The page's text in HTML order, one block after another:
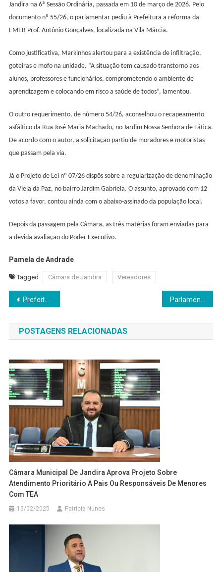
Na
Vila
Jandira na 6ª Sessão Ordinária, passada em 10 de março de 2026. Pelo
documento nº 55/26, o parlamentar pediu à Prefeitura a reforma da
EMEB Prof. Antônio Gonçalves, localizada na Vila Márcia.
Como justificativa, Markinhos alertou para a existência de infiltração,
goteiras e mofo na unidade. “A situação tem causado transtorno aos
alunos, professores e funcionários, comprometendo o ambiente de
aprendizagem e colocando em risco a saúde de todos”, lamentou.
O outrorequerimento, de número 54/26, aconselhou orecapeamento
asfáltico da Rua José Maria Machado, no Jardim Nossa Senhora de Fática.
De acordo com o autor, a solicitação partiu de moradores e motoristas
que passam pela via.
Já o Projeto de Lei nº 07/26 dispôs sobre a regularização de denominação
da Viela da Paz, no bairro Jardim Gabriela. Oassunto, aprovado com 12
votos a favor, contou ainda com o abaixo-assinado da população local.
Depois da passagem pela Câmara, as três matérias foram enviadas para
a devida avaliação do Poder Executivo.
Pamela de Andrade
Tagged Câmara de Jandira Vereadores
Navegação
de
Post
Prefeitura promove Mutirões de Papanicolau e vacinação no Mês da Mulher
POSTAGENS RELACIONADAS
Câmara Municipal De Jandira Aprova Projeto Sobre
Atendimento Prioritário A Pais Ou Responsáveis De Menores
Com TEA
15/02/2025 Patricia Nunes